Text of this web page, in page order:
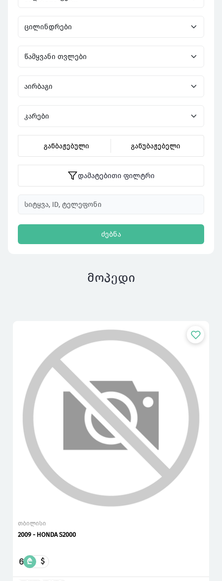
განბაჟებული განუბაჟებელი
დამატებითი ფილტრი
ძებნა
მოპედი
თბილისი
2009 - HONDA S2000
6 ₾ $